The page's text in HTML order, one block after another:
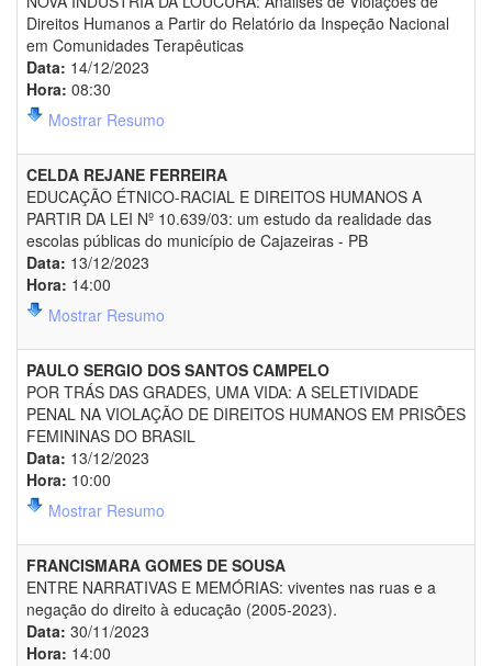
Direitos Humanos a Partir do Relatório da Inspeção Nacional
em Comunidades Terapêuticas
Data: 14/12/2023
Hora: 08:30
Mostrar Resumo
CELDA REJANE FERREIRA
EDUCAÇÃO ÉTNICO-RACIAL E DIREITOS HUMANOS A
PARTIR DA LEI Nº 10.639/03: um estudo da realidade das
escolas públicas do município de Cajazeiras - PB
Data: 13/12/2023
Hora: 14:00
Mostrar Resumo
PAULO SERGIO DOS SANTOS CAMPELO
POR TRÁS DAS GRADES, UMA VIDA: A SELETIVIDADE
PENAL NA VIOLAÇÃO DE DIREITOS HUMANOS EM PRISÕES
FEMININAS DO BRASIL
Data: 13/12/2023
Hora: 10:00
Mostrar Resumo
FRANCISMARA GOMES DE SOUSA
ENTRE NARRATIVAS E MEMÓRIAS: viventes nas ruas e a
negação do direito à educação (2005-2023).
Data: 30/11/2023
Hora: 14:00